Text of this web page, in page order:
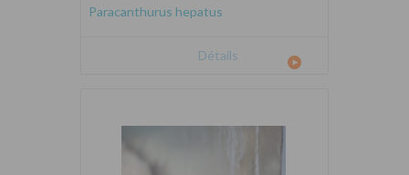
Paracanthurus hepatus
Détails